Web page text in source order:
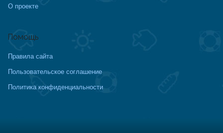
О проекте
Помощь
Правила сайта
Пользовательское соглашение
Политика конфиденциальности